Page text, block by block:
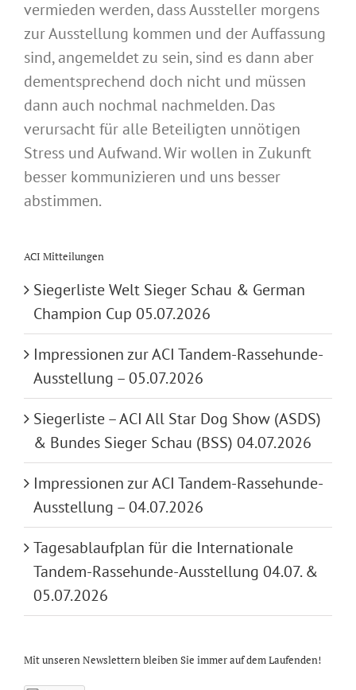
vermieden werden, dass Aussteller morgens
zur Ausstellung kommen und der Auffassung
sind, angemeldet zu sein, sind es dann aber
dementsprechend doch nicht und müssen
dann auch nochmal nachmelden. Das
verursacht für alle Beteiligten unnötigen
Stress und Aufwand. Wir wollen in Zukunft
besser kommunizieren und uns besser
abstimmen.
ACI Mitteilungen
Siegerliste Welt Sieger Schau & German
Champion Cup 05.07.2026
Impressionen zur ACI Tandem-Rassehunde-
Ausstellung – 05.07.2026
Siegerliste – ACI All Star Dog Show (ASDS)
& Bundes Sieger Schau (BSS) 04.07.2026
Impressionen zur ACI Tandem-Rassehunde-
Ausstellung – 04.07.2026
Tagesablaufplan für die Internationale
Tandem-Rassehunde-Ausstellung 04.07. &
05.07.2026
Mit unseren Newslettern bleiben Sie immer auf dem Laufenden!